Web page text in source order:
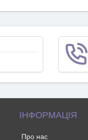
ІНФОРМАЦІЯ
Про нас